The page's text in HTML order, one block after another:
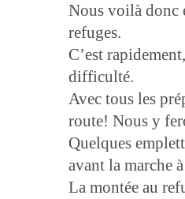
Nous voilà donc
refuges.
C’est
difficulté.
Avec tous les
route! Nous y
Quelques
avant la marche
La montée au